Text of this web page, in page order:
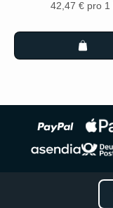
42,47 € pro 1 l